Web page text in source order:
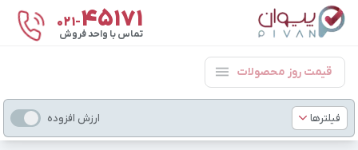
021-۴۵۱۷۱
تماس با واحد فروش
قیمت روز محصولات
فیلترها ارزش افزوده